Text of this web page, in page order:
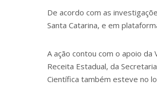
De acordo com as
Santa Catarina, e em
A ação contou com o apoio da
Receita Estadual, da
Científica também esteve no